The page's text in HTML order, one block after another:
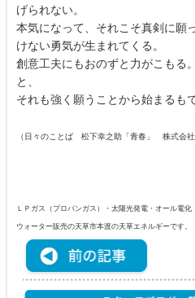
げられない。
本気になって、それこそ真剣に願
けない勇気が生まれてくる。
創意工夫にもおのずと力がこもる
と、
それも強く願うことから始まるも
（日々のことば 松下幸之助「青春」 株式会社
ＬＰガス（プロパンガス）・太陽光発電・オール電
ウォーター販売の天草市本渡の天草エネルギーです。